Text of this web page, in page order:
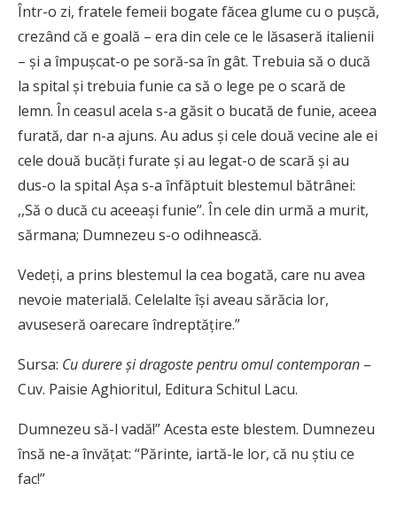
Într-o zi, fratele femeii bogate făcea glume cu o pușcă,
crezând că e goală – era din cele ce le lăsaseră italienii
– și a împușcat-o pe soră-sa în gât. Trebuia să o ducă
la spital și trebuia funie ca să o lege pe o scară de
lemn. În ceasul acela s-a găsit o bucată de funie, aceea
furată, dar n-a ajuns. Au adus și cele două vecine ale ei
cele două bucăți furate și au legat-o de scară și au
dus-o la spital Așa s-a înfăptuit blestemul bătrânei:
,,Să o ducă cu aceeași funie”. În cele din urmă a murit,
sărmana; Dumnezeu s-o odihnească.
Vedeți, a prins blestemul la cea bogată, care nu avea
nevoie materială. Celelalte își aveau sărăcia lor,
avuseseră oarecare îndreptățire.”
Sursa: Cu durere și dragoste pentru omul contemporan –
Cuv. Paisie Aghioritul, Editura Schitul Lacu.
Dumnezeu să-l vadă!” Acesta este blestem. Dumnezeu
însă ne-a învăţat: “Părinte, iartă-le lor, că nu ştiu ce
fac!”